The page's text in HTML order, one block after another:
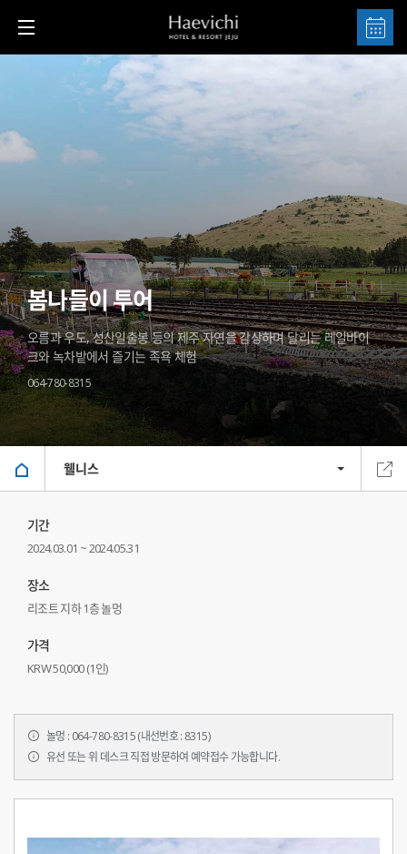
봄나들이 투어
오름과 우도, 성산일출봉 등의 제주 자연을 감상하며 달리는 레일바이
크와 녹차밭에서 즐기는 족욕 체험
064-780-8315
웰니스
기간
2024.03.01 ~ 2024.05.31
장소
리조트 지하 1층 놀멍
가격
KRW 50,000 (1인)
놀멍 : 064-780-8315 (내선번호 : 8315)
유선 또는 위 데스크 직접 방문하여 예약접수 가능합니다.